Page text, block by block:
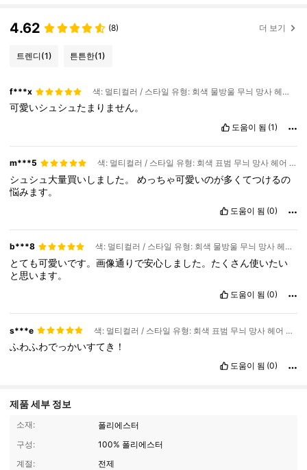
4.62 (8) 더 보기
트렌디(1) 튼튼한(1)
f***x 색: 멀티컬러 / 스타일 유형: 회색 물방울 무늬 망사 헤어 타이 / 사이즈: 프리사이즈
可愛いシュシュたまりません。
도움이 됨 (1)
m***5 색: 멀티컬러 / 스타일 유형: 회색 표범 무늬 망사 헤어 타이 / 사이즈: 프리사이즈
シュシュ大量買いしました。めっちゃ可愛いのが多くてつけるの
悩みます。
도움이 됨 (0)
b***8 색: 멀티컬러 / 스타일 유형: 회색 물방울 무늬 망사 헤어 타이 / 사이즈: 프리사이즈
とても可愛いです。画像通りで安心しました。たくさん使いたい
と思います。
도움이 됨 (0)
s***e 색: 멀티컬러 / 스타일 유형: 회색 표범 무늬 망사 헤어 타이 / 사이즈: 프리사이즈
ふわふわでっかいすてき！
도움이 됨 (0)
제품 세부 정보
소재:
폴리에스터
구성:
100% 폴리에스터
계절:
전제